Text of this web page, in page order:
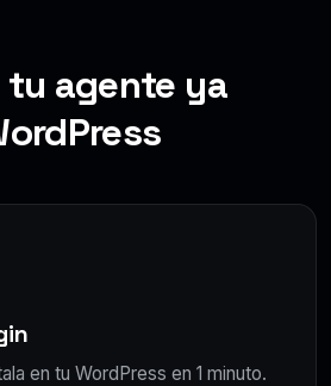
agente ya
en tu WordPress en 1 minuto.